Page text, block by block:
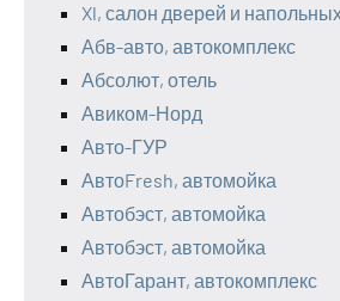
Xl, салон дверей и
Абв-авто, автокомплекс
Абсолют, отель
Авиком-Норд
Авто-ГУР
АвтоFresh, автомойка
Автобэст, автомойка
Автобэст, автомойка
АвтоГарант, автокомплекс